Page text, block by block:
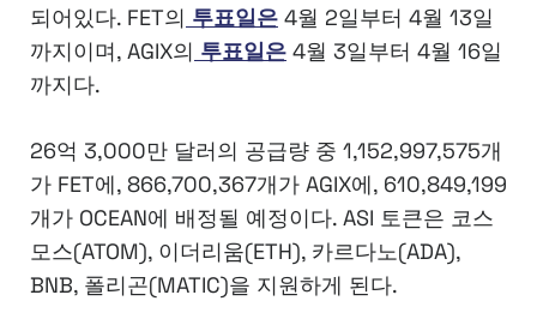
되어있다. FET의 투표일은 4월 2일부터 4월 13일
까지이며, AGIX의 투표일은 4월 3일부터 4월 16일
까지다.
26억 3,000만 달러의 공급량 중 1,152,997,575개
가 FET에, 866,700,367개가 AGIX에, 610,849,199
개가 OCEAN에 배정될 예정이다. ASI 토큰은 코스
모스(ATOM), 이더리움(ETH), 카르다노(ADA),
BNB, 폴리곤(MATIC)을 지원하게 된다.